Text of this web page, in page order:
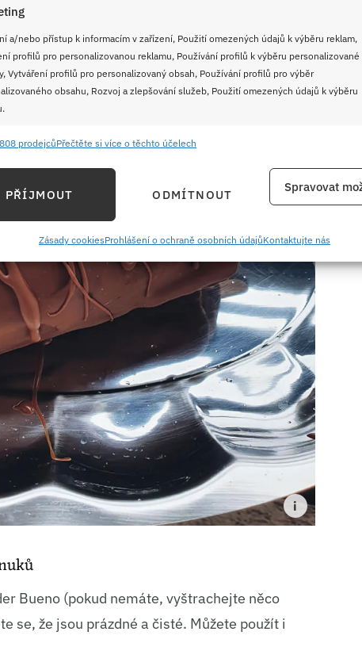
a/nebo přístup k informacím v zařízení, Použití omezených údajů k výběru reklam,
profilů pro personalizovanou reklamu, Používání profilů k výběru personalizované
Vytváření profilů pro personalizovaný obsah, Používání profilů pro výběr
obsahu, Rozvoj a zlepšování služeb, Použití omezených údajů k výběru
zařízení na základě automaticky přenášených informací.
přesných údajů o zeměpisné poloze, Identifikace zařízení na
aktivně požadovaných informací.
bezpečnosti, předcházení a zjišťování podvodů a
chyb, Poskytování a zobrazování reklamy a obsahu,
a sdělování voleb ochrany osobních údajů.
prodejcůPřečtěte si více o těchto účelech
PŘÍJMOUT ODMÍTNOUT
Spravovat
Zásady cookiesProhlášení o ochraně osobních údajůKontaktujte nás
Bueno (pokud nemáte, vyštrachejte něco
se, že jsou prázdné a čisté. Můžete použít i